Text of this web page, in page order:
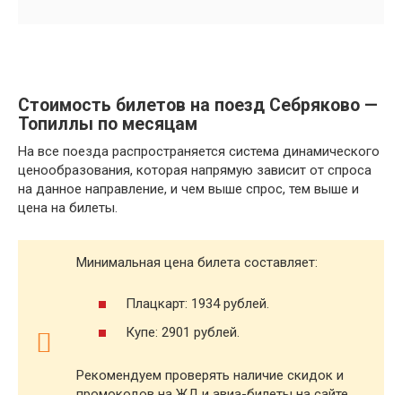
Стоимость билетов на поезд Себряково —
Топиллы по месяцам
На все поезда распространяется система динамического
ценообразования, которая напрямую зависит от спроса
на данное направление, и чем выше спрос, тем выше и
цена на билеты.
Минимальная цена билета составляет:
Плацкарт: 1934 рублей.
Купе: 2901 рублей.
Рекомендуем проверять наличие скидок и